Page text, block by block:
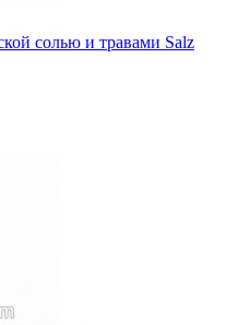
солью и травами Salz